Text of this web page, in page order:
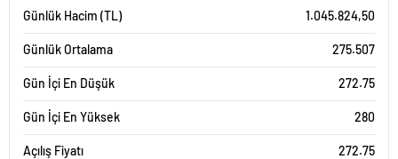
Günlük Hacim (TL) 1.045.824,50
Günlük Ortalama 275.507
Gün İçi En Düşük 272.75
Gün İçi En Yüksek 280
Açılış Fiyatı 272.75